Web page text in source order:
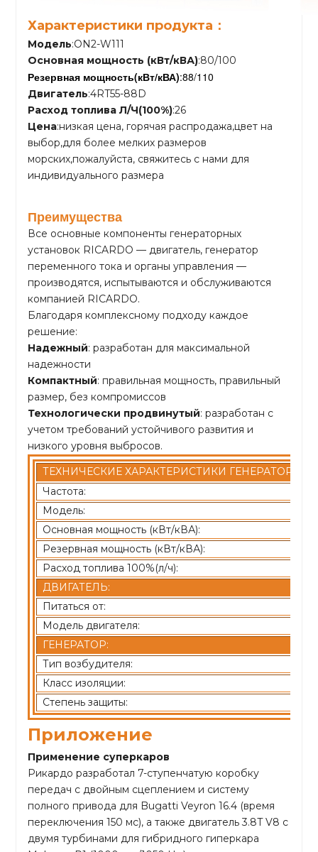
Характеристики продукта：
Модель:ON2-W111
Основная мощность (кВт/кВА):80/100
Резервная мощность(кВт/кВА):88/110
Двигатель:4RT55-88D
Расход топлива Л/Ч(100%):26
Цена:низкая цена, горячая распродажа,цвет на
выбор,для более мелких размеров
морских,пожалуйста, свяжитесь с нами для
индивидуального размера
Преимущества
Все основные компоненты генераторных
установок RICARDO — двигатель, генератор
переменного тока и органы управления —
производятся, испытываются и обслуживаются
компанией RICARDO.
Благодаря комплексному подходу каждое
решение:
Надежный: разработан для максимальной
надежности
Компактный: правильная мощность, правильный
размер, без компромиссов
Технологически продвинутый: разработан с
учетом требований устойчивого развития и
низкого уровня выбросов.
ТЕХНИЧЕСКИЕ ХАРАКТЕРИСТИКИ
Частота:
Модель:
Основная мощность (кВт/кВА):
Резервная мощность (кВт/кВА):
Расход топлива 100%(л/ч):
ДВИГАТЕЛЬ:
Питаться от:
Модель двигателя:
ГЕНЕРАТОР:
Тип возбудителя:
Класс изоляции:
Степень защиты:
Приложение
Применение суперкаров
Рикардо разработал 7-ступенчатую коробку
передач с двойным сцеплением и систему
полного привода для Bugatti Veyron 16.4 (время
переключения 150 мс), а также двигатель 3.8T V8 с
двумя турбинами для гибридного гиперкара